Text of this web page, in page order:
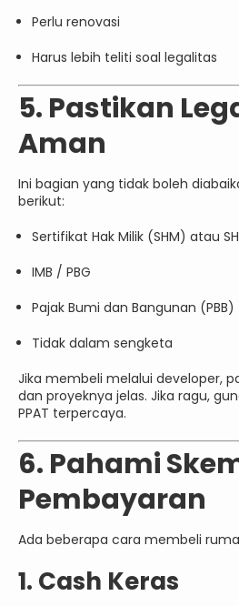
Perlu renovasi
Harus lebih teliti soal legalitas
5. Pastikan
Aman
Ini bagian yang tidak boleh
berikut:
Sertifikat Hak Milik (SHM) atau
IMB / PBG
Pajak Bumi dan Bangunan
Tidak dalam sengketa
Jika membeli melalui developer,
dan proyeknya jelas. Jika ragu,
PPAT terpercaya.
6. Pahami
Pembayaran
Ada beberapa cara membeli
1. Cash Keras